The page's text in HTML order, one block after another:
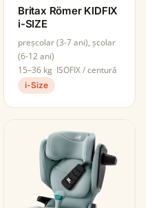
Britax Römer KIDFIX
i-SIZE
preșcolar (3-7 ani), școlar
(6-12 ani)
15–36 kg ISOFIX / centură
i-Size